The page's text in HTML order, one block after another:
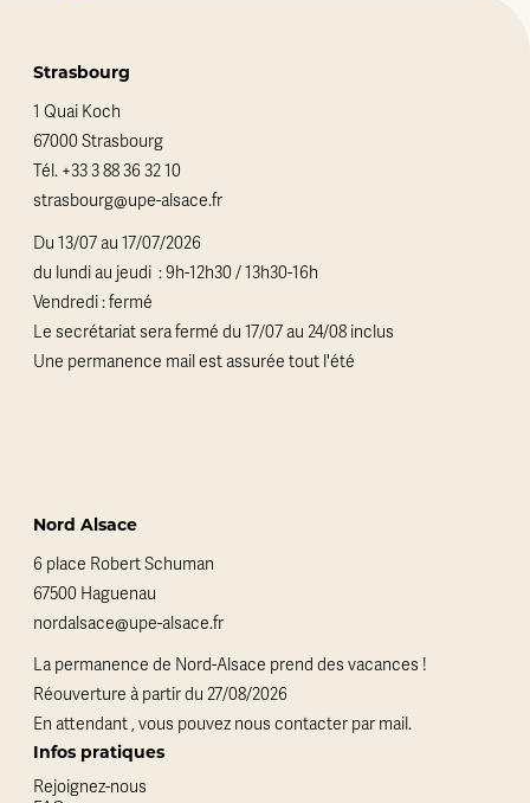
Strasbourg
1 Quai Koch
67000 Strasbourg
Tél. +33 3 88 36 32 10
strasbourg@upe-alsace.fr
Du 13/07 au 17/07/2026
du lundi au jeudi : 9h-12h30 / 13h30-16h
Vendredi : fermé
Le secrétariat sera fermé du 17/07 au 24/08 inclus
Une permanence mail est assurée tout l'été
Nord Alsace
6 place Robert Schuman
67500 Haguenau
nordalsace@upe-alsace.fr
La permanence de Nord-Alsace prend des vacances !
Réouverture à partir du 27/08/2026
En attendant , vous pouvez nous contacter par mail.
Infos pratiques
Rejoignez-nous